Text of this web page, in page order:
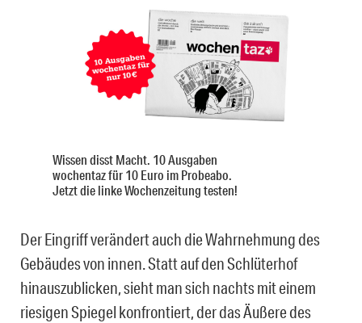
Wissen disst Macht. 10 Ausgaben
wochentaz für 10 Euro im Probeabo.
Jetzt die linke Wochenzeitung testen!
Der Eingriff verändert auch die Wahrnehmung des
Gebäudes von innen. Statt auf den Schlüterhof
hinauszublicken, sieht man sich nachts mit einem
riesigen Spiegel konfrontiert, der das Äußere des